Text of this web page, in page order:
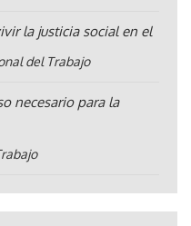
la justicia social en el
del Trabajo
necesario para la